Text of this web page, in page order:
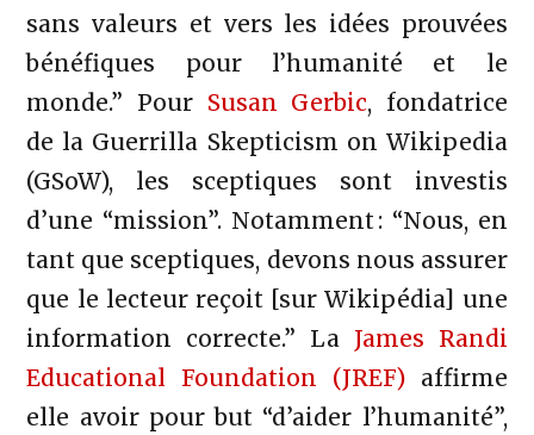
sans valeurs et vers les idées prouvées
bénéfiques pour l’humanité et le
monde.” Pour Susan Gerbic, fondatrice
de la Guerrilla Skepticism on Wikipedia
(GSoW), les sceptiques sont investis
d’une “mission”. Notamment : “Nous, en
tant que sceptiques, devons nous assurer
que le lecteur reçoit [sur Wikipédia] une
information correcte.” La James Randi
Educational Foundation (JREF)affirme
elle avoir pour but “d’aider l’humanité”,